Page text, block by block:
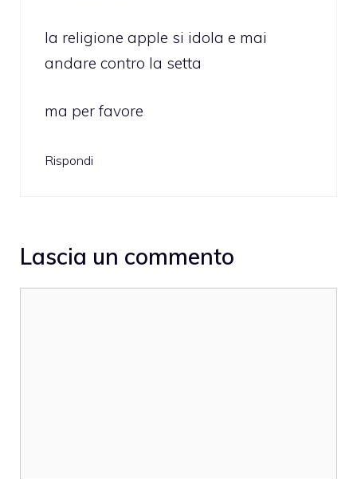
la religione apple si idola e mai
andare contro la setta
ma per favore
Rispondi
Lascia un commento